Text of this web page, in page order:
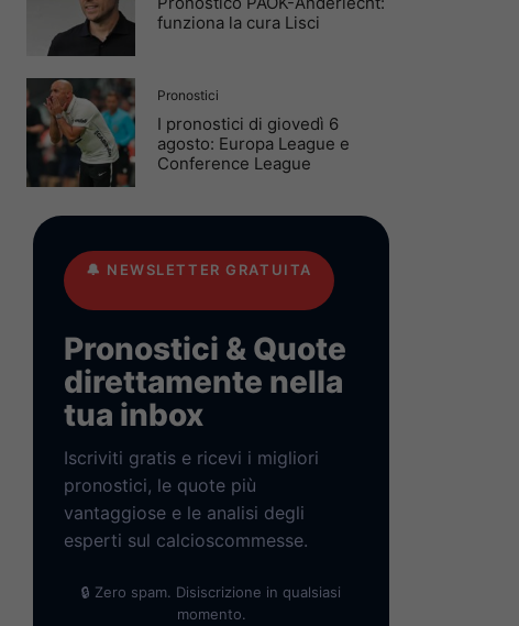
funziona la cura Lisci
Pronostici
I pronostici di giovedì 6
agosto: Europa League e
Conference League
🔔 NEWSLETTER GRATUITA
Pronostici & Quote
direttamente nella
tua inbox
Iscriviti gratis e ricevi i migliori
pronostici, le quote più
vantaggiose e le analisi degli
esperti sul calcioscommesse.
🔒 Zero spam. Disiscrizione in qualsiasi
momento.